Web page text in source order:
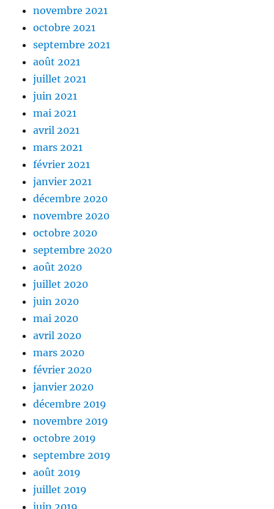
novembre 2021
octobre 2021
septembre 2021
août 2021
juillet 2021
juin 2021
mai 2021
avril 2021
mars 2021
février 2021
janvier 2021
décembre 2020
novembre 2020
octobre 2020
septembre 2020
août 2020
juillet 2020
juin 2020
mai 2020
avril 2020
mars 2020
février 2020
janvier 2020
décembre 2019
novembre 2019
octobre 2019
septembre 2019
août 2019
juillet 2019
juin 2019